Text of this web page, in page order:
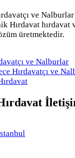
ve
Hırdavat hırdavat
üretmektedir.
ve Nalburlar
Hırdavatçı ve